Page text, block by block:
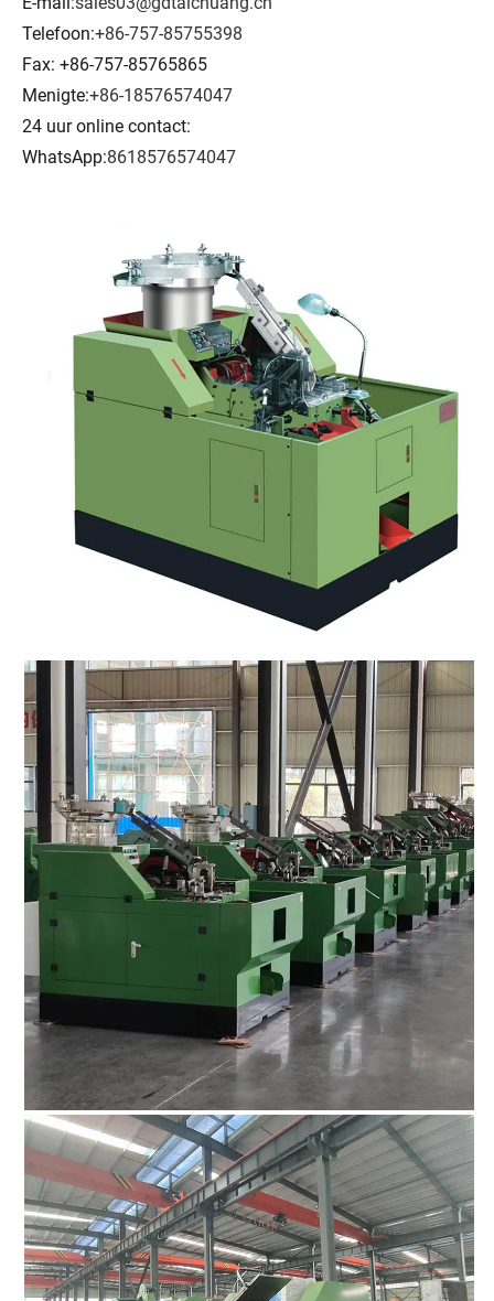
Telefoon:+86-757-85755398
Fax: +86-757-85765865
Menigte:+86-18576574047
24 uur online contact:
WhatsApp:8618576574047